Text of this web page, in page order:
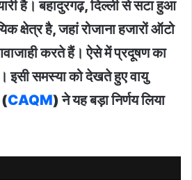
है। बहादुरगढ़, दिल्ली से सटा हुआ
क्षेत्र है, जहां रोजाना हजारों ऑटो
करते हैं। ऐसे में प्रदूषण का
इसी समस्या को देखते हुए वायु
(CAQM) ने यह बड़ा निर्णय लिया